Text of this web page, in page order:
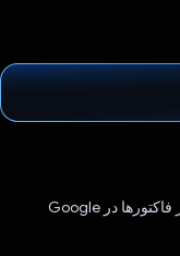
برنامه ما فرآیند استخراج و سازماندهی داده ها را از فاکتورها در Google